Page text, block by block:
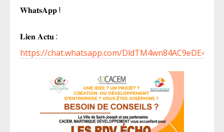
𝐖𝐡𝐚𝐭𝐬𝐀𝐩𝐩 !
𝐋𝐢𝐞𝐧 𝐀𝐜𝐭𝐮 :
https://chat.whatsapp.com/